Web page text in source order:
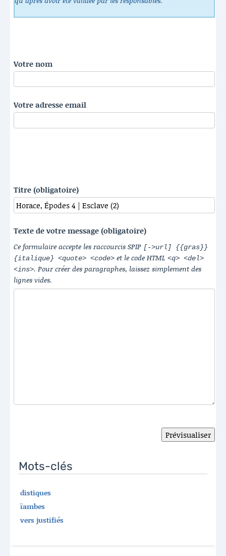
Votre nom
Votre adresse email
Titre (obligatoire)
Texte de votre message (obligatoire)
Ce formulaire accepte les raccourcis SPIP [->url] {{gras}}
{italique} <quote> <code> et le code HTML <q> <del>
<ins>. Pour créer des paragraphes, laissez simplement des
lignes vides.
Mots-clés
distiques
ïambes
vers justifiés